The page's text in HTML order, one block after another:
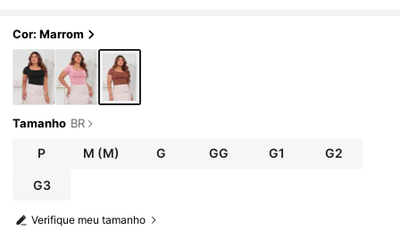
Cor: Marrom
Tamanho BR
P M (M) G GG G1 G2
G3
Verifique meu tamanho